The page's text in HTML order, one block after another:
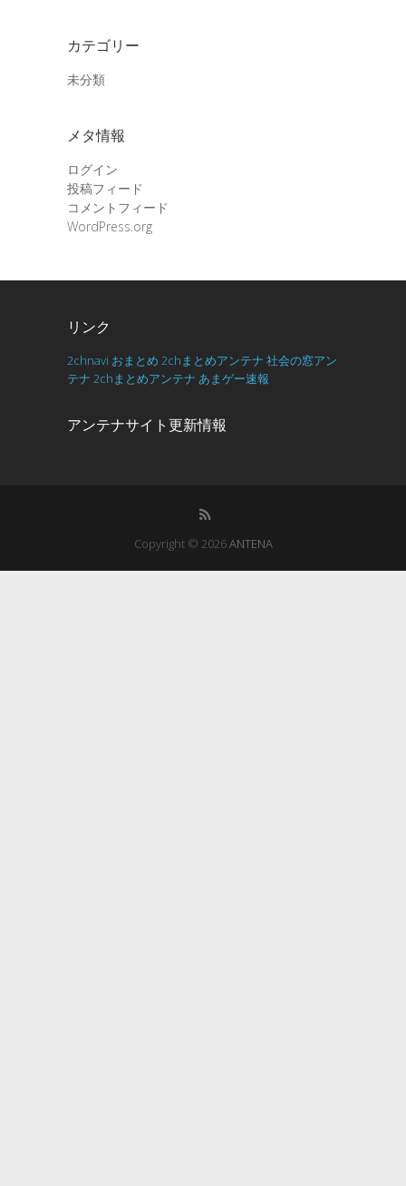
カテゴリー
未分類
メタ情報
ログイン
投稿フィード
コメントフィード
WordPress.org
リンク
2chnavi おまとめ 2chまとめアンテナ 社会の窓アン
テナ 2chまとめアンテナ あまゲー速報
アンテナサイト更新情報
Copyright © 2026ANTENA